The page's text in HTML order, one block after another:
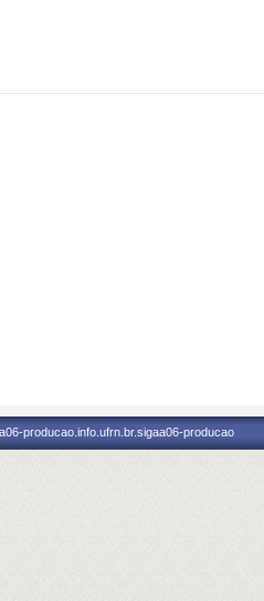
producao.info.ufrn.br.sigaa06-producao